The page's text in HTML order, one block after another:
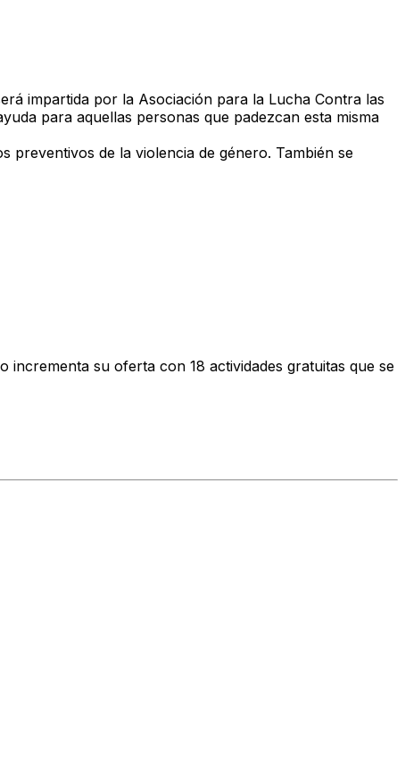
impartida por la Asociación para la Lucha Contra las
para aquellas personas que padezcan esta misma
preventivos de la violencia de género. También se
incrementa su oferta con 18 actividades gratuitas que se